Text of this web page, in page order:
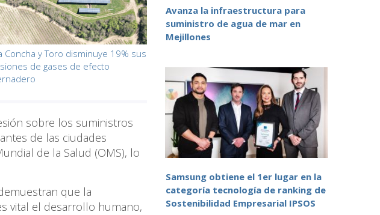
Concha y Toro disminuye 19% sus
de gases de efecto
sobre los suministros
de las ciudades
de la Salud (OMS), lo
que la
vital el desarrollo humano,
Avanza la infraestructura para
suministro de agua de mar en
Mejillones
Samsung obtiene el 1er lugar en la
categoría tecnología de ranking de
Sostenibilidad Empresarial IPSOS